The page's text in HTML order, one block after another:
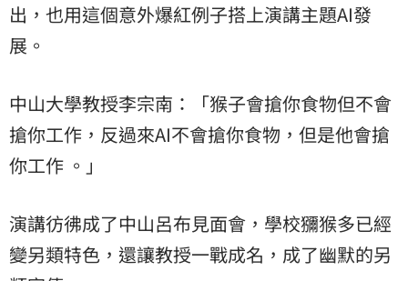
出，也用這個意外爆紅例子搭上演講主題AI發
展。
中山大學教授李宗南：「猴子會搶你食物但不會
搶你工作，反過來AI不會搶你食物，但是他會搶
你工作 。」
演講彷彿成了中山呂布見面會，學校獼猴多已經
變另類特色，還讓教授一戰成名，成了幽默的另